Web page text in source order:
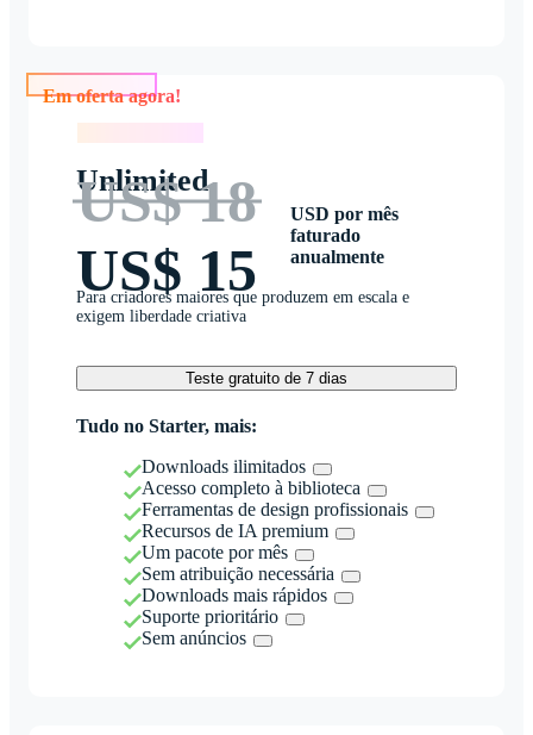
Unlimited
US$ 18
US$ 15
USD por mês
faturado
anualmente
Para criadores maiores que produzem em escala e
exigem liberdade criativa
Teste gratuito de 7 dias
Tudo no Starter, mais:
Downloads ilimitados
Acesso completo à biblioteca
Ferramentas de design profissionais
Recursos de IA premium
Um pacote por mês
Sem atribuição necessária
Downloads mais rápidos
Suporte prioritário
Sem anúncios